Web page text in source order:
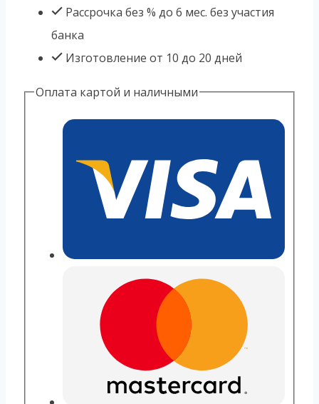
Рассрочка без % до 6 мес. без участия
банка
Изготовление от 10 до 20 дней
Оплата картой и наличными